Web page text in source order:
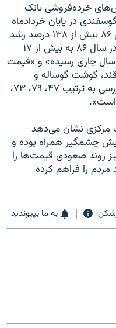
خرده‌فروشی بانک
در پایان خردادماه
سال‌ جاری نسبت به ماه رمضان سال ۸۶ بیش از ۱۳۸ درصد رشد
داشته و از هفت هزار و ۲۲۹ تومان در سال ۸۶ به بیش از ۱۷
سال‌ جاری رسیده» و «قیمت
گوشت گوساله و
گوشت مرغ نیز در بازه زمانی مورد بررسی به ترتیب ۴۷، ۷۹، ۷۳،
مرکزی نشان می‌دهد
چشمگیر همراه بوده و
روند صعودی قیمت‌ها را
را فراهم کرده
به ما بپیوندید